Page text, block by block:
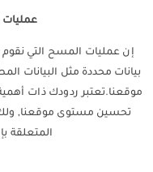
إن عمليات المسح التي
بيانات محددة مثل
موقعنا.تعتبر ردودك ذات
تحسين مستوى موقعنا, ولك
المتعلقة